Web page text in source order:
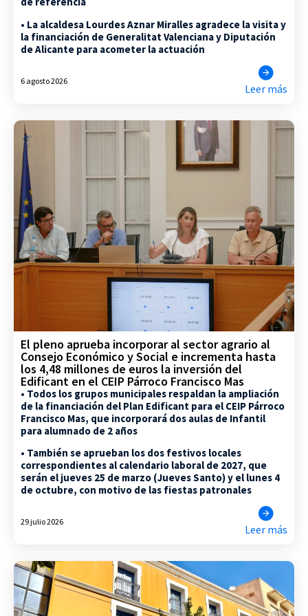
• La alcaldesa Lourdes Aznar Miralles agradece la visita y
la financiación de Generalitat Valenciana y Diputación
de Alicante para acometer la actuación
6 agosto 2026
Leer más
El pleno aprueba incorporar al sector agrario al
Consejo Económico y Social e incrementa hasta
los 4,48 millones de euros la inversión del
Edificant en el CEIP Párroco Francisco Mas
• Todos los grupos municipales respaldan la ampliación
de la financiación del Plan Edificant para el CEIP Párroco
Francisco Mas, que incorporará dos aulas de Infantil
para alumnado de 2 años
• También se aprueban los dos festivos locales
correspondientes al calendario laboral de 2027, que
serán el jueves 25 de marzo (Jueves Santo) y el lunes 4
de octubre, con motivo de las fiestas patronales
29 julio 2026
Leer más